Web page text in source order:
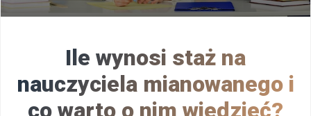
Ile wynosi staż na
nauczyciela mianowanego i
co warto o nim wiedzieć?